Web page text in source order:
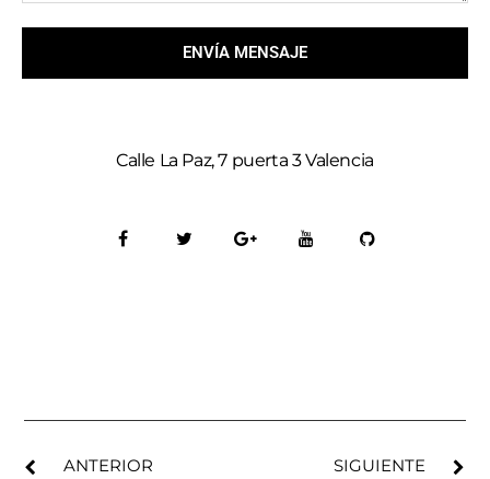
ENVÍA MENSAJE
Calle La Paz, 7 puerta 3 Valencia
ANTERIOR SIGUIENTE